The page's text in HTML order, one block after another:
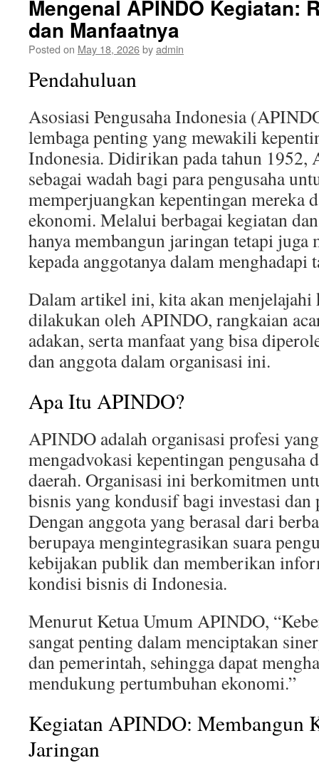
Mengenal APINDO Kegiatan:
dan Manfaatnya
Posted on May 18, 2026byadmin
Pendahuluan
Asosiasi Pengusaha Indonesia
lembaga penting yang mewakili
Indonesia. Didirikan pada tahun 1952,
sebagai wadah bagi para pengusaha
memperjuangkan kepentingan mereka
ekonomi. Melalui berbagai kegiatan
hanya membangun jaringan tetapi juga
kepada anggotanya dalam menghadapi
Dalam artikel ini, kita akan menjelajahi
dilakukan oleh APINDO, rangkaian
adakan, serta manfaat yang bisa
dan anggota dalam organisasi ini.
Apa Itu APINDO?
APINDO adalah organisasi profesi
mengadvokasi kepentingan pengusaha
daerah. Organisasi ini berkomitmen
bisnis yang kondusif bagi investasi dan
Dengan anggota yang berasal dari
berupaya mengintegrasikan suara
kebijakan publik dan memberikan
kondisi bisnis di Indonesia.
Menurut Ketua Umum APINDO,
sangat penting dalam menciptakan
dan pemerintah, sehingga dapat
mendukung pertumbuhan ekonomi.”
Kegiatan APINDO: Membangun
Jaringan